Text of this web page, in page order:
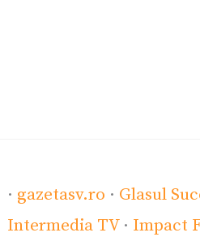
· gazetasv.ro · Glasul
Intermedia TV· Impact